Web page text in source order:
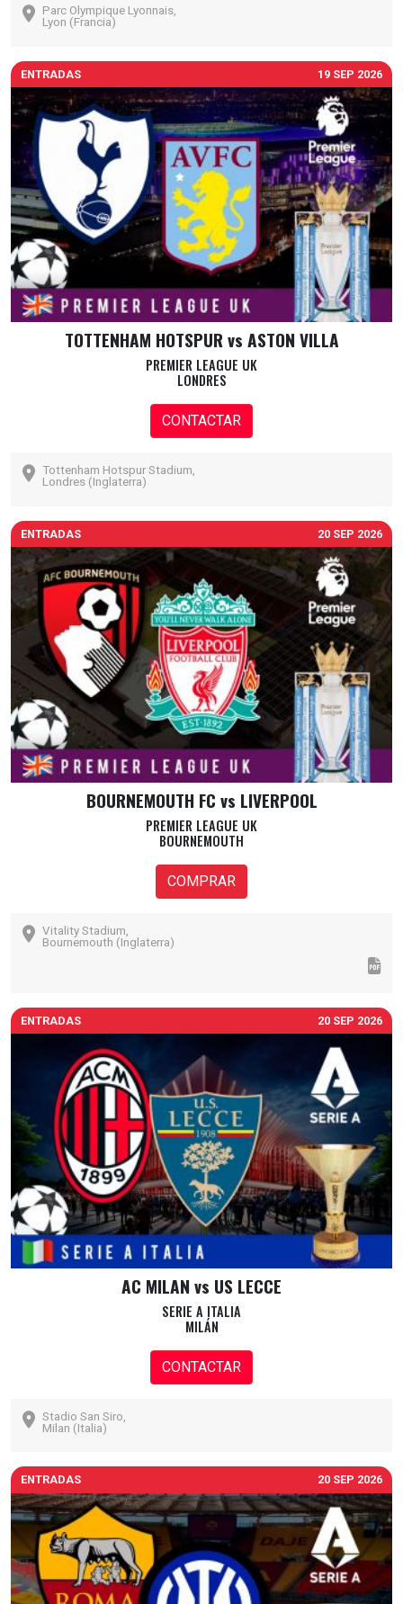
Parc Olympique Lyonnais,
Lyon (Francia)
ENTRADAS 19 SEP 2026
TOTTENHAM HOTSPUR vs ASTON VILLA
PREMIER LEAGUE UK
LONDRES
CONTACTAR
Tottenham Hotspur Stadium,
Londres (Inglaterra)
ENTRADAS 20 SEP 2026
BOURNEMOUTH FC vs LIVERPOOL
PREMIER LEAGUE UK
BOURNEMOUTH
COMPRAR
Vitality Stadium,
Bournemouth (Inglaterra)
ENTRADAS 20 SEP 2026
AC MILAN vs US LECCE
SERIE A ITALIA
MILÁN
CONTACTAR
Stadio San Siro,
Milan (Italia)
ENTRADAS 20 SEP 2026